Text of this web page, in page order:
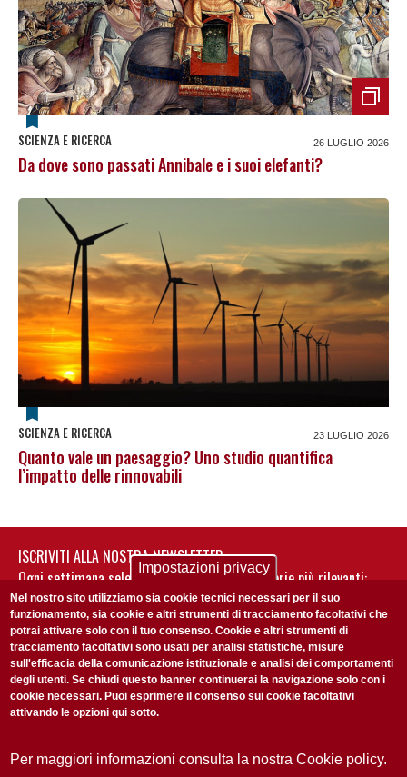
SCIENZA E RICERCA 26 LUGLIO 2026
Da dove sono passati Annibale e i suoi elefanti?
SCIENZA E RICERCA 23 LUGLIO 2026
Quanto vale un paesaggio? Uno studio quantifica
l’impatto delle rinnovabili
ISCRIVITI ALLA NOSTRA NEWSLETTER
Ogni settimana selezioniamo per te nostre storie più rilevanti:
non perderti gli aggiornamenti della nostra newsletter
Accetto laPrivacy Policy
Impostazioni privacy
Nel nostro sito utilizziamo sia cookie tecnici necessari per il suo
funzionamento, sia cookie e altri strumenti di tracciamento facoltativi che
potrai attivare solo con il tuo consenso. Cookie e altri strumenti di
tracciamento facoltativi sono usati per analisi statistiche, misure
sull'efficacia della comunicazione istituzionale e analisi dei comportamenti
degli utenti. Se chiudi questo banner continuerai la navigazione solo con i
cookie necessari. Puoi esprimere il consenso sui cookie facoltativi
attivando le opzioni qui sotto.
Per maggiori informazioni consulta la nostra Cookie policy.